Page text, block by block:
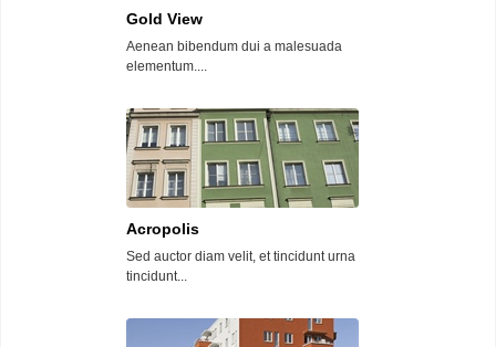
Gold View
Aenean bibendum dui a malesuada
elementum....
Acropolis
Sed auctor diam velit, et tincidunt urna
tincidunt...